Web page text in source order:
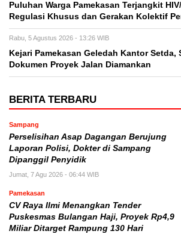
Puluhan Warga Pamekasan Terjangkit
Regulasi Khusus dan Gerakan Kolektif
Rabu, 5 Agustus 2026 - 13:26 WIB
Kejari Pamekasan Geledah Kantor Setda,
Dokumen Proyek Jalan Diamankan
BERITA TERBARU
Sampang
Perselisihan Asap Dagangan Berujung
Laporan Polisi, Dokter di Sampang
Dipanggil Penyidik
Jumat, 7 Agu 2026 - 06:44 WIB
Pamekasan
CV Raya Ilmi Menangkan Tender
Puskesmas Bulangan Haji, Proyek Rp4,9
Miliar Ditarget Rampung 130 Hari